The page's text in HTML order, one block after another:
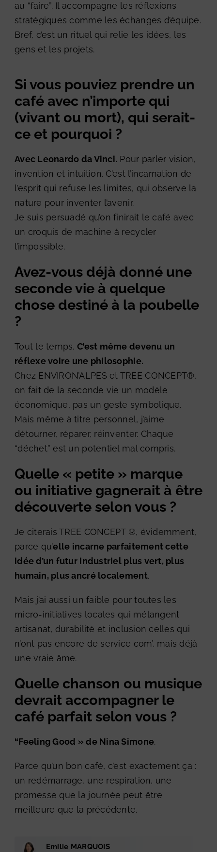
au “faire”. Il accompagne les réflexions
stratégiques comme les échanges d’équipe.
Bref, c’est un rituel qui relie les idées, les
gens et les projets.
Si vous pouviez prendre un
café avec n’importe qui
(vivant ou mort), qui serait-
ce et pourquoi ?
Avec Leonardo da Vinci. Pour parler vision,
invention et intuition. C’est l’incarnation de
l’esprit qui refuse les limites, qui observe la
nature pour inventer l’avenir.
Je suis persuadé qu’on finirait le café avec
un croquis de machine à recycler
l’impossible.
Avez-vous déjà donné une
seconde vie à quelque
chose destiné à la poubelle
?
Tout le temps.C’est même devenu un
réflexe voire une philosophie.
Chez ENVIRON’ALPES et TREE CONCEPT®,
on fait de la seconde vie un modèle
économique, pas un geste symbolique.
Mais même à titre personnel, j’aime
détourner, réparer, réinventer. Chaque
“déchet” est un potentiel mal compris.
Quelle « petite » marque
ou initiative gagnerait à être
découverte selon vous ?
Je citeraisTREE CONCEPT®, évidemment,
parce qu’elle incarne parfaitement cette
idée d’un futur industriel plus vert, plus
humain, plus ancré localement.
Mais j’ai aussi un faible pour toutes les
micro-initiatives locales qui mélangent
artisanat, durabilité et inclusion celles qui
n’ont pas encore de service com’, mais déjà
une vraie âme.
Quelle chanson ou musique
devrait accompagner le
café parfait selon vous ?
“Feeling Good » de Nina Simone.
Parce qu’un bon café, c’est exactement ça :
un redémarrage, une respiration, une
promesse que la journée peut être
meilleure que la précédente.
Emilie MARQUOIS